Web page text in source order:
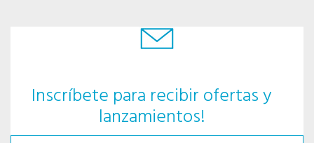
Inscríbete para recibir ofertas y
lanzamientos!